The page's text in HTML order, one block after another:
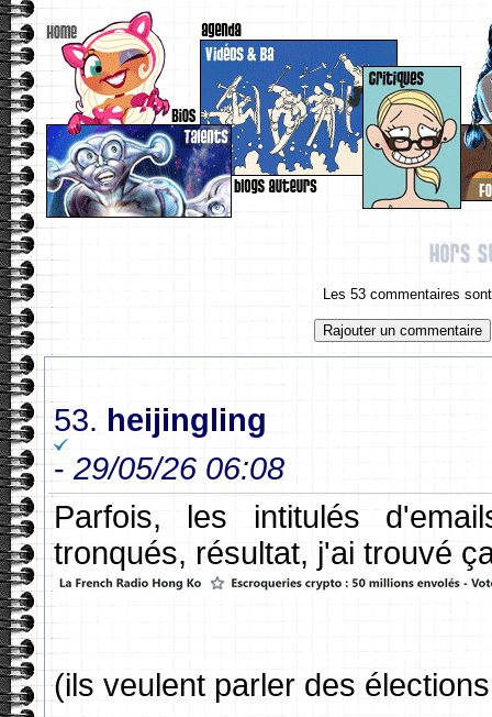
Les 53 commentaires
53. heijingling
- 29/05/26 06:08
Parfois, les intitulés
tronqués, résultat, j'ai trouvé
(ils veulent parler des